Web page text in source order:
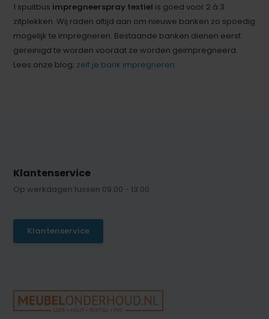
1 spuitbus impregneerspray textiel is goed voor 2 á 3
zitplekken. Wij raden altijd aan om nieuwe banken zo spoedig
mogelijk te impregneren. Bestaande banken dienen eerst
gereinigd te worden voordat ze worden geïmpregneerd.
Lees onze blog; zelf je bank impregneren.
Klantenservice
Op werkdagen tussen 09:00 - 13:00
Klantenservice